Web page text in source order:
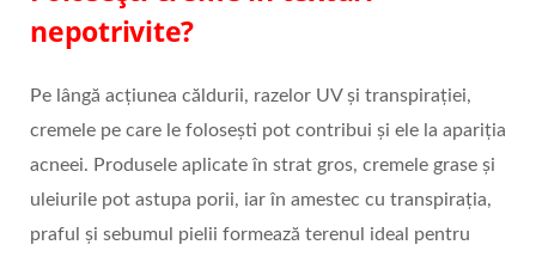
nepotrivite?
Pe lângă acțiunea căldurii, razelor UV și transpirației,
cremele pe care le folosești pot contribui și ele la apariția
acneei. Produsele aplicate în strat gros, cremele grase și
uleiurile pot astupa porii, iar în amestec cu transpirația,
praful și sebumul pielii formează terenul ideal pentru